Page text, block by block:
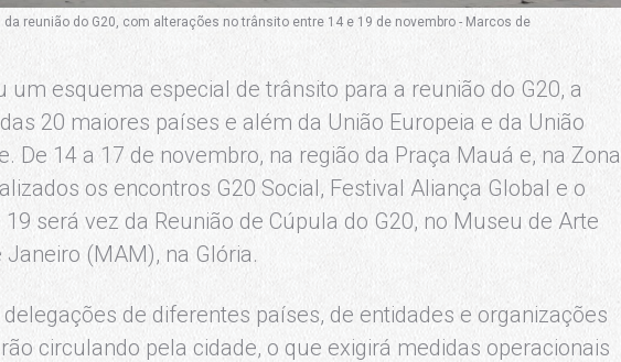
reunião do G20, com alterações no trânsito entre 14 e 19 de novembro - Marcos de
um esquema especial de trânsito para a reunião do G20, a
20 maiores países e além da União Europeia e da União
De 14 a 17 de novembro, na região da Praça Mauá e, na Zona
os encontros G20 Social, Festival Aliança Global e o
19 será vez da Reunião de Cúpula do G20, no Museu de Arte
Janeiro (MAM), na Glória.
de diferentes países, de entidades e organizações
circulando pela cidade, o que exigirá medidas operacionais